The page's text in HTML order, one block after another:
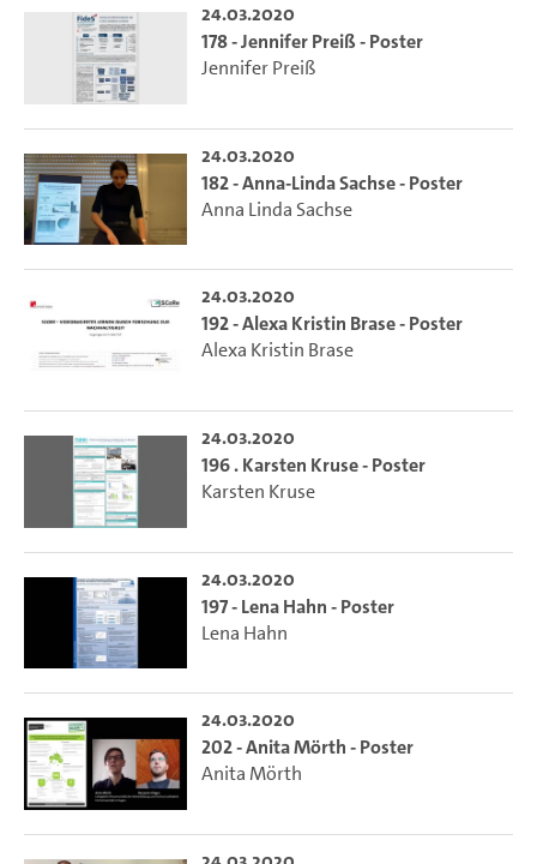
24.03.2020
178 - Jennifer Preiß - Poster
Jennifer Preiß
24.03.2020
182 - Anna-Linda Sachse - Poster
Anna Linda Sachse
24.03.2020
192 - Alexa Kristin Brase - Poster
Alexa Kristin Brase
24.03.2020
196 . Karsten Kruse - Poster
Karsten Kruse
24.03.2020
197 - Lena Hahn - Poster
Lena Hahn
24.03.2020
202 - Anita Mörth - Poster
Anita Mörth